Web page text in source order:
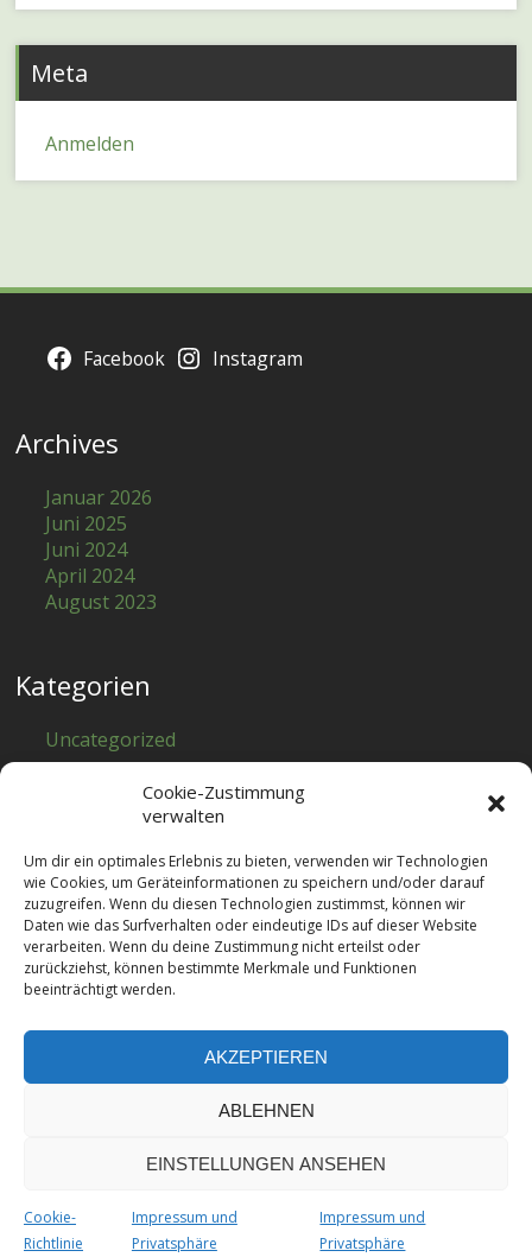
Cookie-Zustimmung
verwalten
Um dir ein optimales Erlebnis zu bieten, verwenden wir Technologien
wie Cookies, um Geräteinformationen zu speichern und/oder darauf
zuzugreifen. Wenn du diesen Technologien zustimmst, können wir
Daten wie das Surfverhalten oder eindeutige IDs auf dieser Website
verarbeiten. Wenn du deine Zustimmung nicht erteilst oder
zurückziehst, können bestimmte Merkmale und Funktionen
beeinträchtigt werden.
AKZEPTIEREN
ABLEHNEN
EINSTELLUNGEN ANSEHEN
Cookie-
Richtlinie
Impressum und
Privatsphäre
Impressum und
Privatsphäre
Meta
Anmelden
Facebook Instagram
Archives
Januar 2026
Juni 2025
Juni 2024
April 2024
August 2023
Kategorien
Uncategorized
Anmelden
Eintrags-Feed
Kommentar-Feed
WordPress.org
Ökocamp e.V.
Theme: Masonicvon ThemeGrill